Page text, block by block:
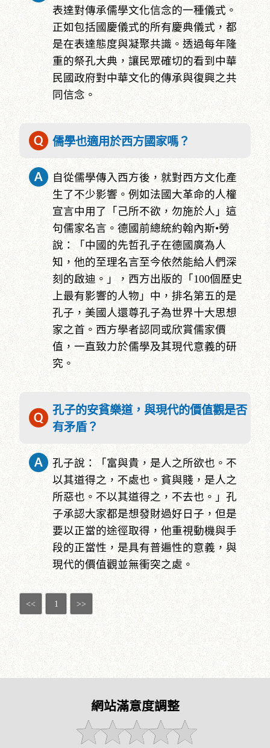
表達對傳承儒學文化信念的一種儀式。
正如包括國慶儀式的所有慶典儀式，都
是在表達態度與凝聚共識。透過每年隆
重的祭孔大典，讓民眾確切的看到中華
民國政府對中華文化的傳承與復興之共
同信念。
儒學也適用於西方國家嗎？
自從儒學傳入西方後，就對西方文化產
生了不少影響。例如法國大革命的人權
宣言中用了「己所不欲，勿施於人」這
句儒家名言。德國前總統約翰內斯•勞
說：「中國的先哲孔子在德國廣為人
知，他的至理名言至今依然能給人們深
刻的啟迪。」，西方出版的「100個歷史
上最有影響的人物」中，排名第五的是
孔子，美國人還尊孔子為世界十大思想
家之首。西方學者認同或欣賞儒家價
值，一直致力於儒學及其現代意義的研
究。
孔子的安貧樂道，與現代的價值觀是否
有矛盾？
孔子說：「富與貴，是人之所欲也。不
以其道得之，不處也。貧與賤，是人之
所惡也。不以其道得之，不去也。」孔
子承認大家都是想發財過好日子，但是
要以正當的途徑取得，他重視動機與手
段的正當性，是具有普遍性的意義，與
現代的價值觀並無衝突之處。
<< 1 >>
網站滿意度調整